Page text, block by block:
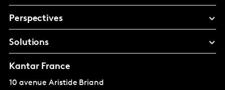
Perspectives
Solutions
Kantar France
10 avenue Aristide Briand